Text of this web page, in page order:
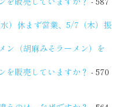
）休まず営業、5/7（木）振
ン（胡麻みそラーメン）を
を販売していますか？ - 570